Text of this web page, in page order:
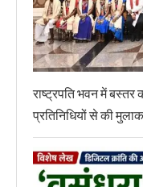
राष्ट्रपति भवन में बस्तर
प्रतिनिधियों से की